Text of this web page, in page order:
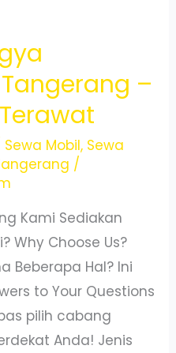
–
Sewa Mobil, Sewa
/
Kami Sediakan
Why Choose Us?
Beberapa Hal? Ini
to Your Questions
pilih cabang
Anda! Jenis